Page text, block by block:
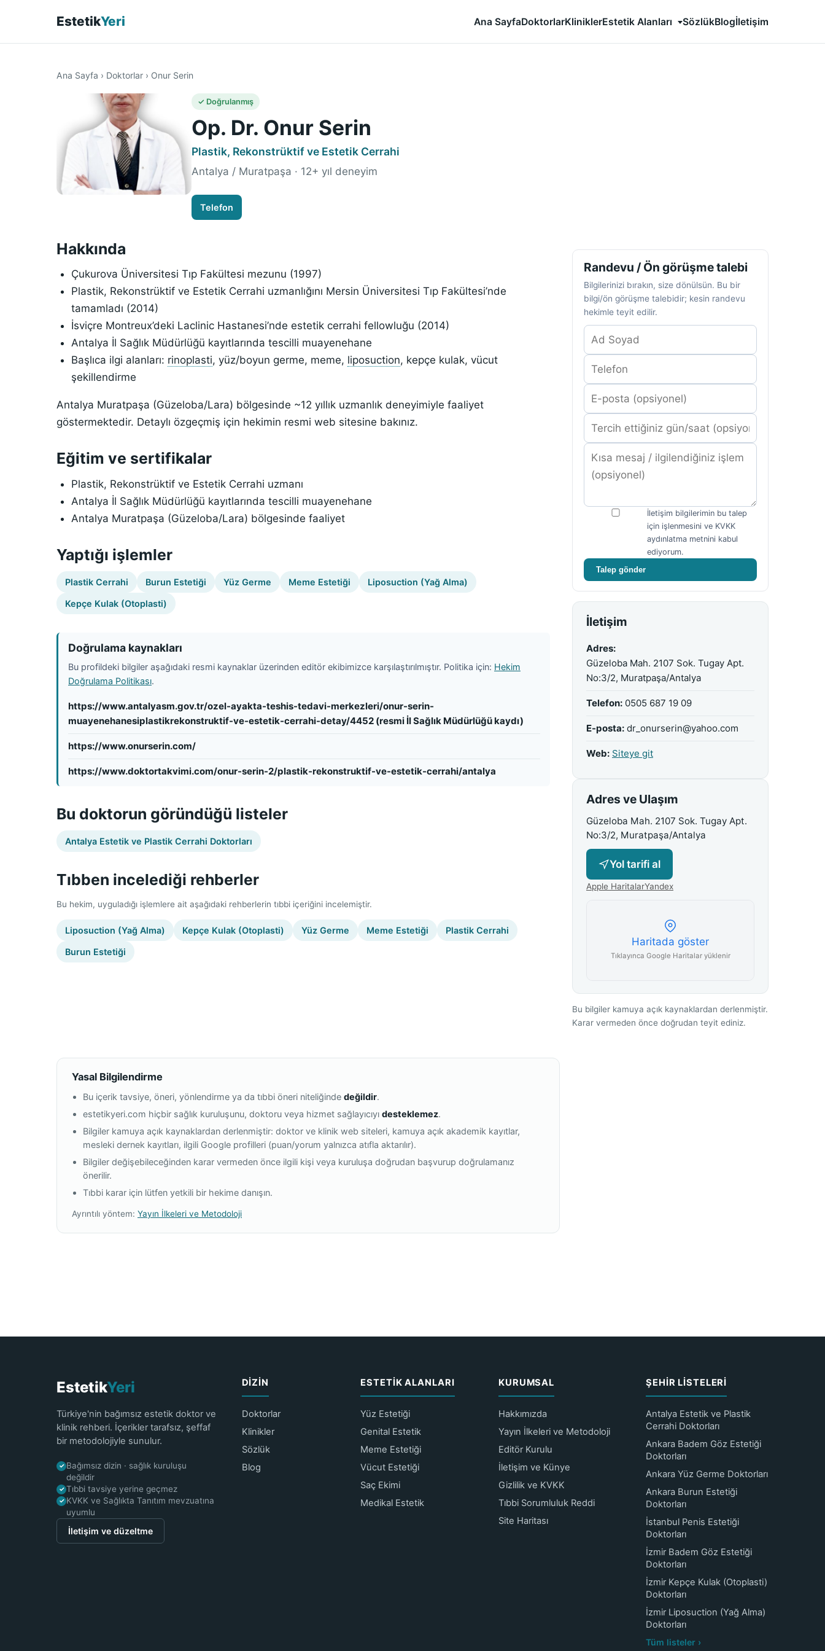
EstetikYeri Ana SayfaDoktorlarKliniklerEstetik Alanları SözlükBlogİletişim
Ana Sayfa › Doktorlar › Onur Serin
✓ Doğrulanmış
Op. Dr. Onur Serin
Plastik, Rekonstrüktif ve Estetik Cerrahi
Antalya / Muratpaşa · 12+ yıl deneyim
Telefon
Hakkında
Çukurova Üniversitesi Tıp Fakültesi mezunu (1997)
Plastik, Rekonstrüktif ve Estetik Cerrahi uzmanlığını Mersin Üniversitesi Tıp Fakültesi’nde
tamamladı (2014)
İsviçre Montreux’deki Laclinic Hastanesi’nde estetik cerrahi fellowluğu (2014)
Antalya İl Sağlık Müdürlüğü kayıtlarında tescilli muayenehane
Başlıca ilgi alanları: rinoplasti, yüz/boyun germe, meme, liposuction, kepçe kulak, vücut
şekillendirme
Antalya Muratpaşa (Güzeloba/Lara) bölgesinde ~12 yıllık uzmanlık deneyimiyle faaliyet
göstermektedir. Detaylı özgeçmiş için hekimin resmi web sitesine bakınız.
Eğitim ve sertifikalar
Plastik, Rekonstrüktif ve Estetik Cerrahi uzmanı
Antalya İl Sağlık Müdürlüğü kayıtlarında tescilli muayenehane
Antalya Muratpaşa (Güzeloba/Lara) bölgesinde faaliyet
Yaptığı işlemler
Plastik Cerrahi Burun Estetiği Yüz Germe Meme Estetiği Liposuction (Yağ Alma)
Kepçe Kulak (Otoplasti)
Doğrulama kaynakları
Bu profildeki bilgiler aşağıdaki resmi kaynaklar üzerinden editör ekibimizce karşılaştırılmıştır. Politika için: Hekim
Doğrulama Politikası.
https://www.antalyasm.gov.tr/ozel-ayakta-teshis-tedavi-merkezleri/onur-serin-
muayenehanesiplastikrekonstruktif-ve-estetik-cerrahi-detay/4452 (resmi İl Sağlık Müdürlüğü kaydı)
https://www.onurserin.com/
https://www.doktortakvimi.com/onur-serin-2/plastik-rekonstruktif-ve-estetik-cerrahi/antalya
Bu doktorun göründüğü listeler
Antalya Estetik ve Plastik Cerrahi Doktorları
Tıbben incelediği rehberler
Bu hekim, uyguladığı işlemlere ait aşağıdaki rehberlerin tıbbi içeriğini incelemiştir.
Liposuction (Yağ Alma) Kepçe Kulak (Otoplasti) Yüz Germe Meme Estetiği Plastik Cerrahi
Burun Estetiği
Randevu / Ön görüşme talebi
Bilgilerinizi bırakın, size dönülsün. Bu bir
bilgi/ön görüşme talebidir; kesin randevu
hekimle teyit edilir.
İletişim bilgilerimin bu talep
için işlenmesini ve KVKK
aydınlatma metnini kabul
ediyorum.
Talep gönder
İletişim
Adres:
Güzeloba Mah. 2107 Sok. Tugay Apt.
No:3/2, Muratpaşa/Antalya
Telefon: 0505 687 19 09
E-posta: dr_onurserin@yahoo.com
Web: Siteye git
Adres ve Ulaşım
Güzeloba Mah. 2107 Sok. Tugay Apt.
No:3/2, Muratpaşa/Antalya
Yol tarifi al
Apple HaritalarYandex
Haritada göster
Tıklayınca Google Haritalar yüklenir
Bu bilgiler kamuya açık kaynaklardan derlenmiştir.
Karar vermeden önce doğrudan teyit ediniz.
Yasal Bilgilendirme
Bu içerik tavsiye, öneri, yönlendirme ya da tıbbi öneri niteliğinde değildir.
estetikyeri.com hiçbir sağlık kuruluşunu, doktoru veya hizmet sağlayıcıyı desteklemez.
Bilgiler kamuya açık kaynaklardan derlenmiştir: doktor ve klinik web siteleri, kamuya açık akademik kayıtlar,
mesleki dernek kayıtları, ilgili Google profilleri (puan/yorum yalnızca atıfla aktarılır).
Bilgiler değişebileceğinden karar vermeden önce ilgili kişi veya kuruluşa doğrudan başvurup doğrulamanız
önerilir.
Tıbbi karar için lütfen yetkili bir hekime danışın.
Ayrıntılı yöntem: Yayın İlkeleri ve Metodoloji
EstetikYeri
Türkiye'nin bağımsız estetik doktor ve
klinik rehberi. İçerikler tarafsız, şeffaf
bir metodolojiyle sunulur.
✓ Bağımsız dizin · sağlık kuruluşu
değildir
✓ Tıbbi tavsiye yerine geçmez
✓ KVKK ve Sağlıkta Tanıtım mevzuatına
uyumlu
İletişim ve düzeltme
DIZIN
Doktorlar
Klinikler
Sözlük
Blog
ESTETIK ALANLARI
Yüz Estetiği
Genital Estetik
Meme Estetiği
Vücut Estetiği
Saç Ekimi
Medikal Estetik
KURUMSAL
Hakkımızda
Yayın İlkeleri ve Metodoloji
Editör Kurulu
İletişim ve Künye
Gizlilik ve KVKK
Tıbbi Sorumluluk Reddi
Site Haritası
ŞEHIR LISTELERI
Antalya Estetik ve Plastik
Cerrahi Doktorları
Ankara Badem Göz Estetiği
Doktorları
Ankara Yüz Germe Doktorları
Ankara Burun Estetiği
Doktorları
İstanbul Penis Estetiği
Doktorları
İzmir Badem Göz Estetiği
Doktorları
İzmir Kepçe Kulak (Otoplasti)
Doktorları
İzmir Liposuction (Yağ Alma)
Doktorları
Tüm listeler ›